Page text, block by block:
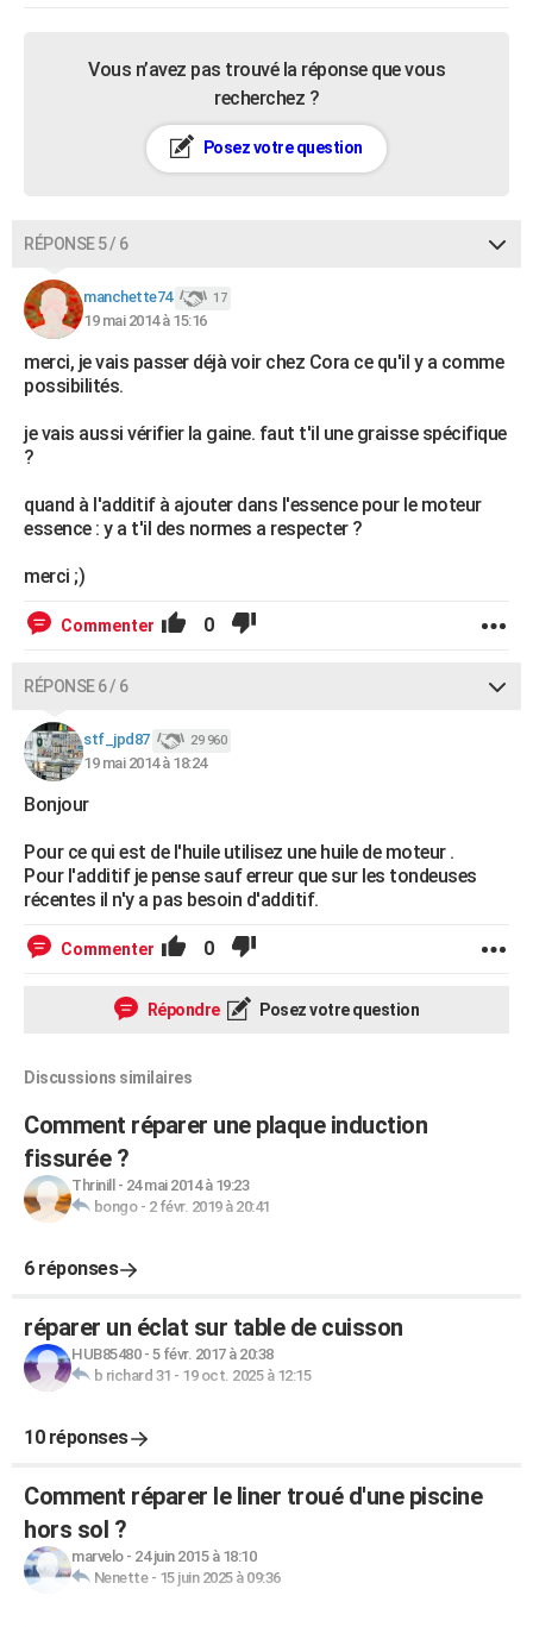
Vous n’avez pas trouvé la réponse que vous
recherchez ?
Posez votre question
RÉPONSE 5 / 6
manchette74 17
19 mai 2014 à 15:16
merci, je vais passer déjà voir chez Cora ce qu'il y a comme
possibilités.
je vais aussi vérifier la gaine. faut t'il une graisse spécifique
?
quand à l'additif à ajouter dans l'essence pour le moteur
essence : y a t'il des normes a respecter ?
merci ;)
Commenter 0
RÉPONSE 6 / 6
stf_jpd87 29 960
19 mai 2014 à 18:24
Bonjour
Pour ce qui est de l'huile utilisez une huile de moteur .
Pour l'additif je pense sauf erreur que sur les tondeuses
récentes il n'y a pas besoin d'additif.
Commenter 0
Répondre Posez votre question
Discussions similaires
Comment réparer une plaque induction
fissurée ?
Thrinill - 24 mai 2014 à 19:23
bongo- 2 févr. 2019 à 20:41
6 réponses
réparer un éclat sur table de cuisson
HUB85480- 5 févr. 2017 à 20:38
b richard 31 - 19 oct. 2025 à 12:15
10 réponses
Comment réparer le liner troué d'une piscine
hors sol ?
marvelo- 24 juin 2015 à 18:10
Nenette- 15 juin 2025 à 09:36